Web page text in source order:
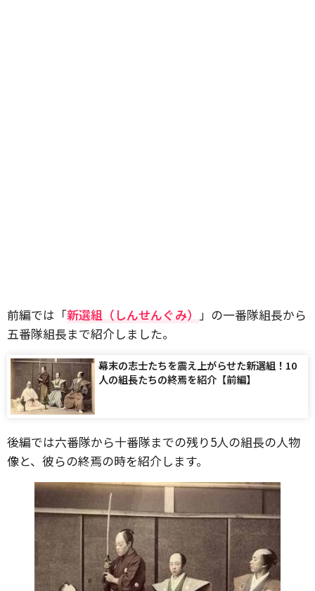
前編では「新選組（しんせんぐみ） 」の一番隊組長から
五番隊組長まで紹介しました。
幕末の志士たちを震え上がらせた新選組！10
人の組長たちの終焉を紹介【前編】
後編では六番隊から十番隊までの残り5人の組長の人物
像と、彼らの終焉の時を紹介します。